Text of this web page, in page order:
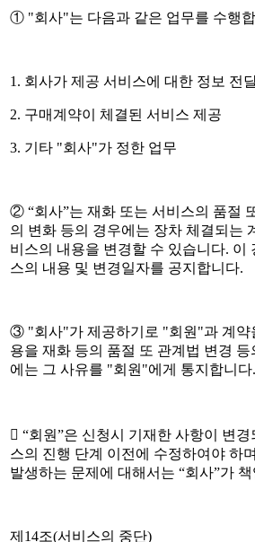
① "회사"는 다음과 같은 업무를 수행
1. 회사가 제공 서비스에 대한 정보 전
2. 구매계약이 체결된 서비스 제공
3. 기타 "회사"가 정한 업무
② “회사”는 재화 또는 서비스의 품절
의 변화 등의 경우에는 장차 체결되는
비스의 내용을 변경할 수 있습니다. 이
스의 내용 및 변경일자를 공지합니다.
③ "회사"가 제공하기로 "회원"과 계약
용을 재화 등의 품절 또 관계법 변경
에는 그 사유를 "회원"에게 통지합니다.
 “회원”은 신청시 기재한 사항이 변경
스의 진행 단계 이전에 수정하여야 하
발생하는 문제에 대해서는 “회사”가
제14조(서비스의 중단)